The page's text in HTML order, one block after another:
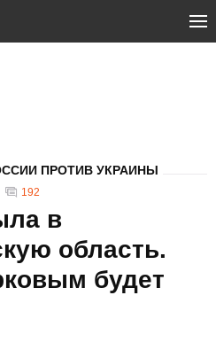
ПРОТИВ УКРАИНЫ
192
в
область.
будет